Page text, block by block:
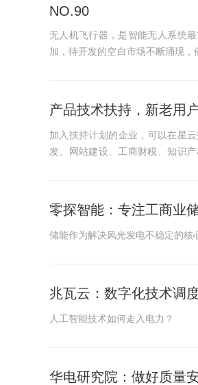
NO.90
无人机飞行器，是智能无人系统
加，待开发的空白市场不断涌现，
产品技术扶持，新老用
加入扶持计划的企业，可以在星
发、网站建设、工商财税、知识
零探智能：专注工商业
储能作为解决风光发电不稳定的核
兆瓦云：数字化技术调
人工智能技术如何走入电力？
华电研究院：做好质量